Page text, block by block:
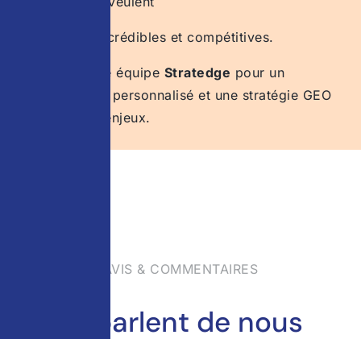
rester visibles, crédibles et compétitives.
Contactez notre équipe Stratedge pour un
diagnostic GEO personnalisé et une stratégie GEO
adaptée à vos enjeux.
AVIS & COMMENTAIRES
Ils parlent de nous